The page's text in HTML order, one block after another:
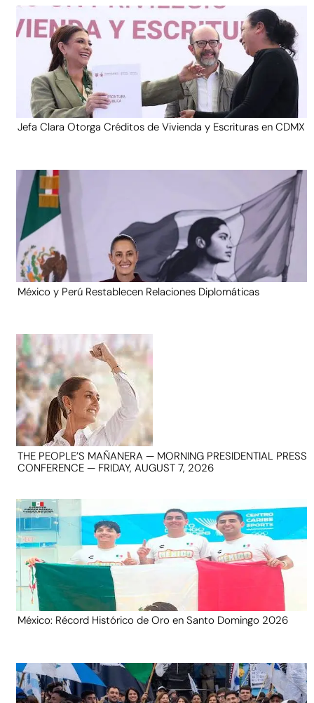
Jefa Clara Otorga Créditos de Vivienda y Escrituras en CDMX
México y Perú Restablecen Relaciones Diplomáticas
THE PEOPLE’S MAÑANERA — MORNING PRESIDENTIAL PRESS
CONFERENCE — FRIDAY, AUGUST 7, 2026
México: Récord Histórico de Oro en Santo Domingo 2026